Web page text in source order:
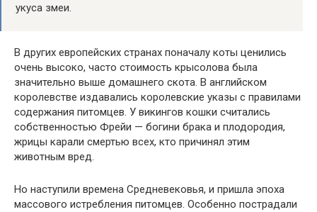
укуса змеи.
В других европейских странах поначалу коты ценились
очень высоко, часто стоимость крысолова была
значительно выше домашнего скота. В английском
королевстве издавались королевские указы с правилами
содержания питомцев. У викингов кошки считались
собственностью Фрейи — богини брака и плодородия,
жрицы карали смертью всех, кто причинял этим
животным вред.
Но наступили времена Средневековья, и пришла эпоха
массового истребления питомцев. Особенно пострадали